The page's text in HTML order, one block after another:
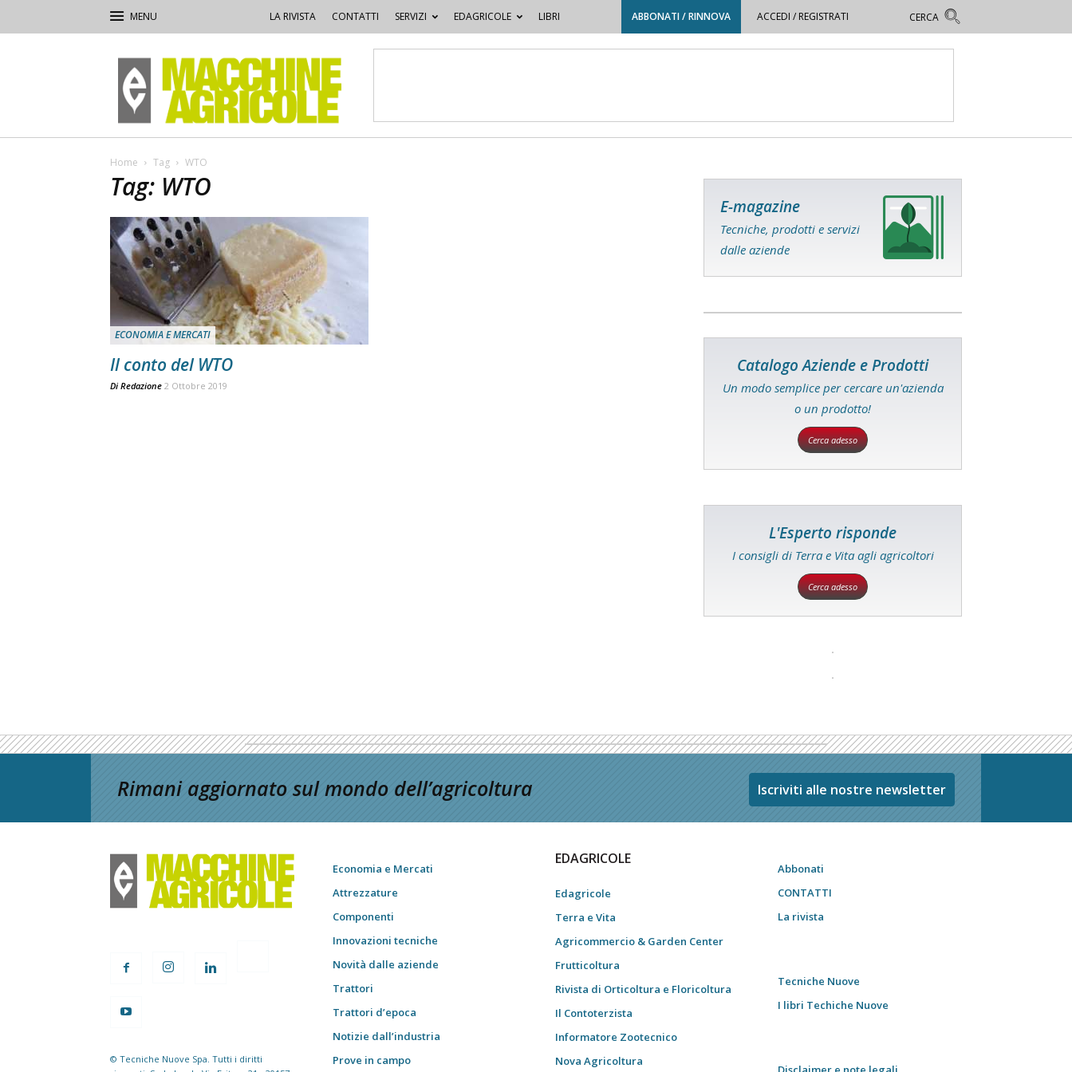
LA RIVISTA CONTATTI SERVIZI EDAGRICOLE LIBRI ABBONATI / RINNOVA ACCEDI / REGISTRATI
Macchine
Agricole
Home Tag WTO
Tag: WTO
ECONOMIA E MERCATI
Il conto del WTO
Di Redazione 2 Ottobre 2019
E-magazine
Tecniche, prodotti e servizi
dalle aziende
Catalogo Aziende e Prodotti
Un modo semplice per cercare un'azienda
o un prodotto!
Cerca adesso
L'Esperto risponde
I consigli di Terra e Vita agli agricoltori
Cerca adesso
Rimani aggiornato sul mondo dell’agricoltura Iscriviti alle nostre newsletter
© Tecniche Nuove Spa. Tutti i diritti
Economia e Mercati
Attrezzature
Componenti
Innovazioni tecniche
Novità dalle aziende
Trattori
Trattori d’epoca
Notizie dall’industria
Prove in campo
EDAGRICOLE
Edagricole
Terra e Vita
Agricommercio & Garden Center
Frutticoltura
Rivista di Orticoltura e Floricoltura
Il Contoterzista
Informatore Zootecnico
Nova Agricoltura
Abbonati
CONTATTI
La rivista
Tecniche Nuove
I libri Techiche Nuove